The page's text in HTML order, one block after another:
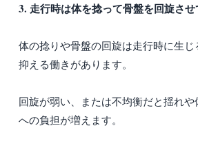
3. 走行時は体を捻って骨盤を回旋させ
体の捻りや骨盤の回旋は走行時に生
抑える働きがあります。
回旋が弱い、または不均衡だと揺れ
への負担が増えます。